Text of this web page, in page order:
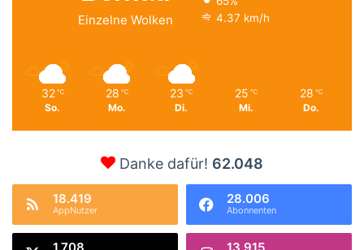
Einzelne Wolken
4.37 km/h
32 ℃
So.
28 ℃
Mo.
23 ℃
Di.
25 ℃
Mi.
28 ℃
Do.
Danke dafür! 62.048
18.419
AppNutzer
28.006
Abonnenten